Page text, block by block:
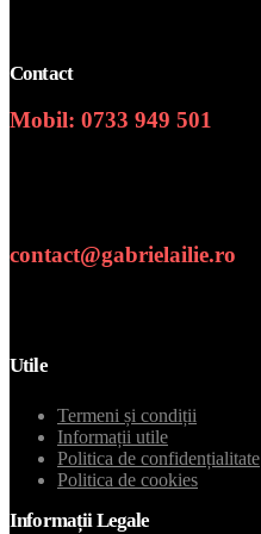
Contact
Mobil: 0733 949 501
contact@gabrielailie.ro
Utile
Termeni și condiții
Informații utile
Politica de confidențialitate
Politica de cookies
Informații Legale